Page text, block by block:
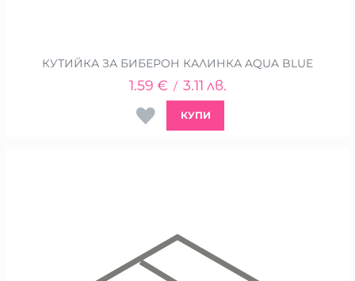
КУТИЙКА ЗА БИБЕРОН КАЛИНКА AQUA BLUE
1.59 € / 3.11 лв.
КУПИ